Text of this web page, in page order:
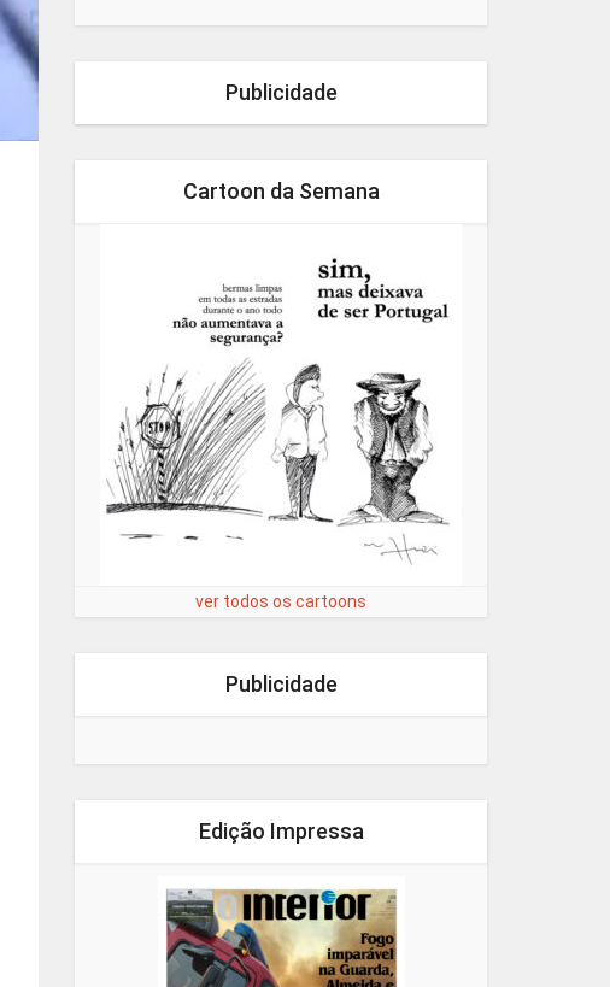
Publicidade
Cartoon da Semana
ver todos os cartoons
Publicidade
Edição Impressa